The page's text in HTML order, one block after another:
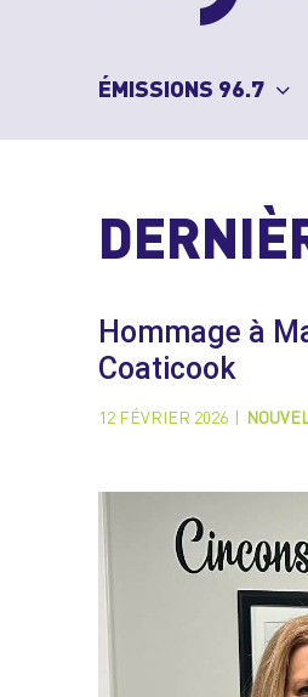
ÉMISSIONS 96.7
Hommage à
Coaticook
12 FÉVRIER 2026